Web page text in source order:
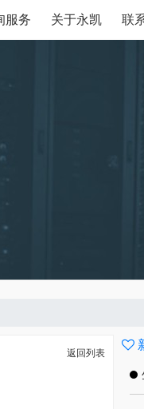
服务 关于永凯 联
返回列表